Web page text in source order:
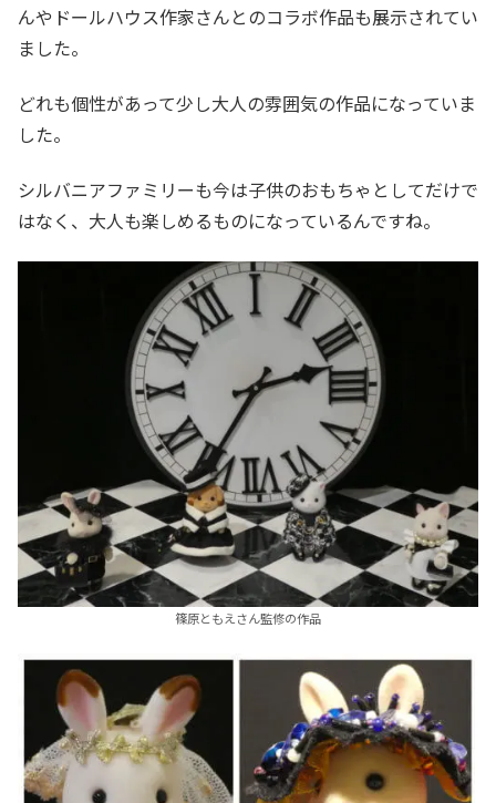
んやドールハウス作家さんとのコラボ作品も展示されてい
ました。
どれも個性があって少し大人の雰囲気の作品になっていま
した。
シルバニアファミリーも今は子供のおもちゃとしてだけで
はなく、大人も楽しめるものになっているんですね。
篠原ともえさん監修の作品